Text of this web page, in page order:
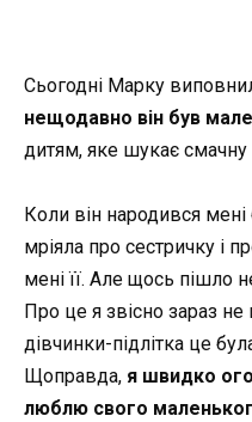
Сьогодні Марку
нещодавно він був
дитям, яке шукає
Коли він народився
мріяла про сестричку і
мені її. Але щось пішло
Про це я звісно зараз
дівчинки-підлітка це
Щоправда, я швидко
люблю свого